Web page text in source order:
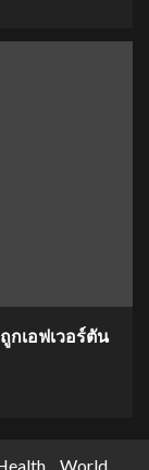
กเอฟเวอร์ตัน
World